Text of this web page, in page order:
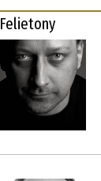
Felietony